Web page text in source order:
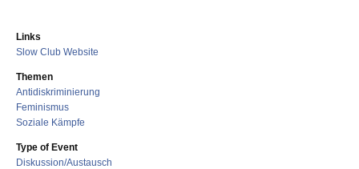
Links
Slow Club Website
Themen
Antidiskriminierung
Feminismus
Soziale Kämpfe
Type of Event
Diskussion/Austausch